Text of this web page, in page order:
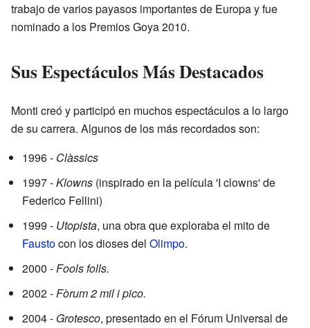
trabajo de varios payasos importantes de Europa y fue
nominado a los Premios Goya 2010.
Sus Espectáculos Más Destacados
Monti creó y participó en muchos espectáculos a lo largo
de su carrera. Algunos de los más recordados son:
1996 - Clàssics
1997 -Klowns (inspirado en la película 'I clowns' de
Federico Fellini)
1999 - Utopista, una obra que exploraba el mito de
Faustocon los dioses del Olimpo.
2000 -Fools folls.
2002 -Fòrum 2 mil i pico.
2004 - Grotesco, presentado en el Fórum Universal de